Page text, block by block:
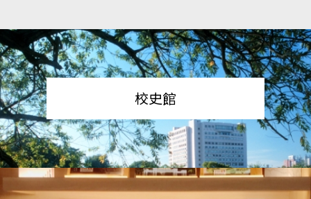
校史館